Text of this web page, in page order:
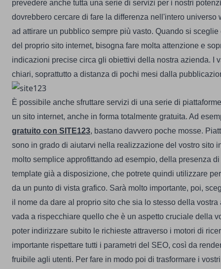
prevedere anche tutta una serie di servizi per i nostri
dovrebbero cercare di fare la differenza nell'intero universo
ad attirare un pubblico sempre più vasto. Quando si
del proprio sito internet, bisogna fare molta attenzione e
indicazioni precise circa gli obiettivi della nostra azienda. I
chiari, soprattutto a distanza di pochi mesi dalla
È possibile anche sfruttare servizi di una serie di
un sito internet, anche in forma totalmente gratuita. Ad
gratuito con SITE123, bastano davvero poche mosse.
sono in grado di aiutarvi nella realizzazione del vostro sito
molto semplice approfittando ad esempio, della presenza
template già a disposizione, che potrete quindi utilizzare
da un punto di vista grafico. Sarà molto importante, poi,
il nome da dare al proprio sito che sia lo stesso della
vada a rispecchiare quello che è un aspetto cruciale della
poter indirizzare subito le richieste attraverso i motori di
importante rispettare tutti i parametri del SEO, così da
fruibile agli utenti. Per fare in modo poi di trasformare i